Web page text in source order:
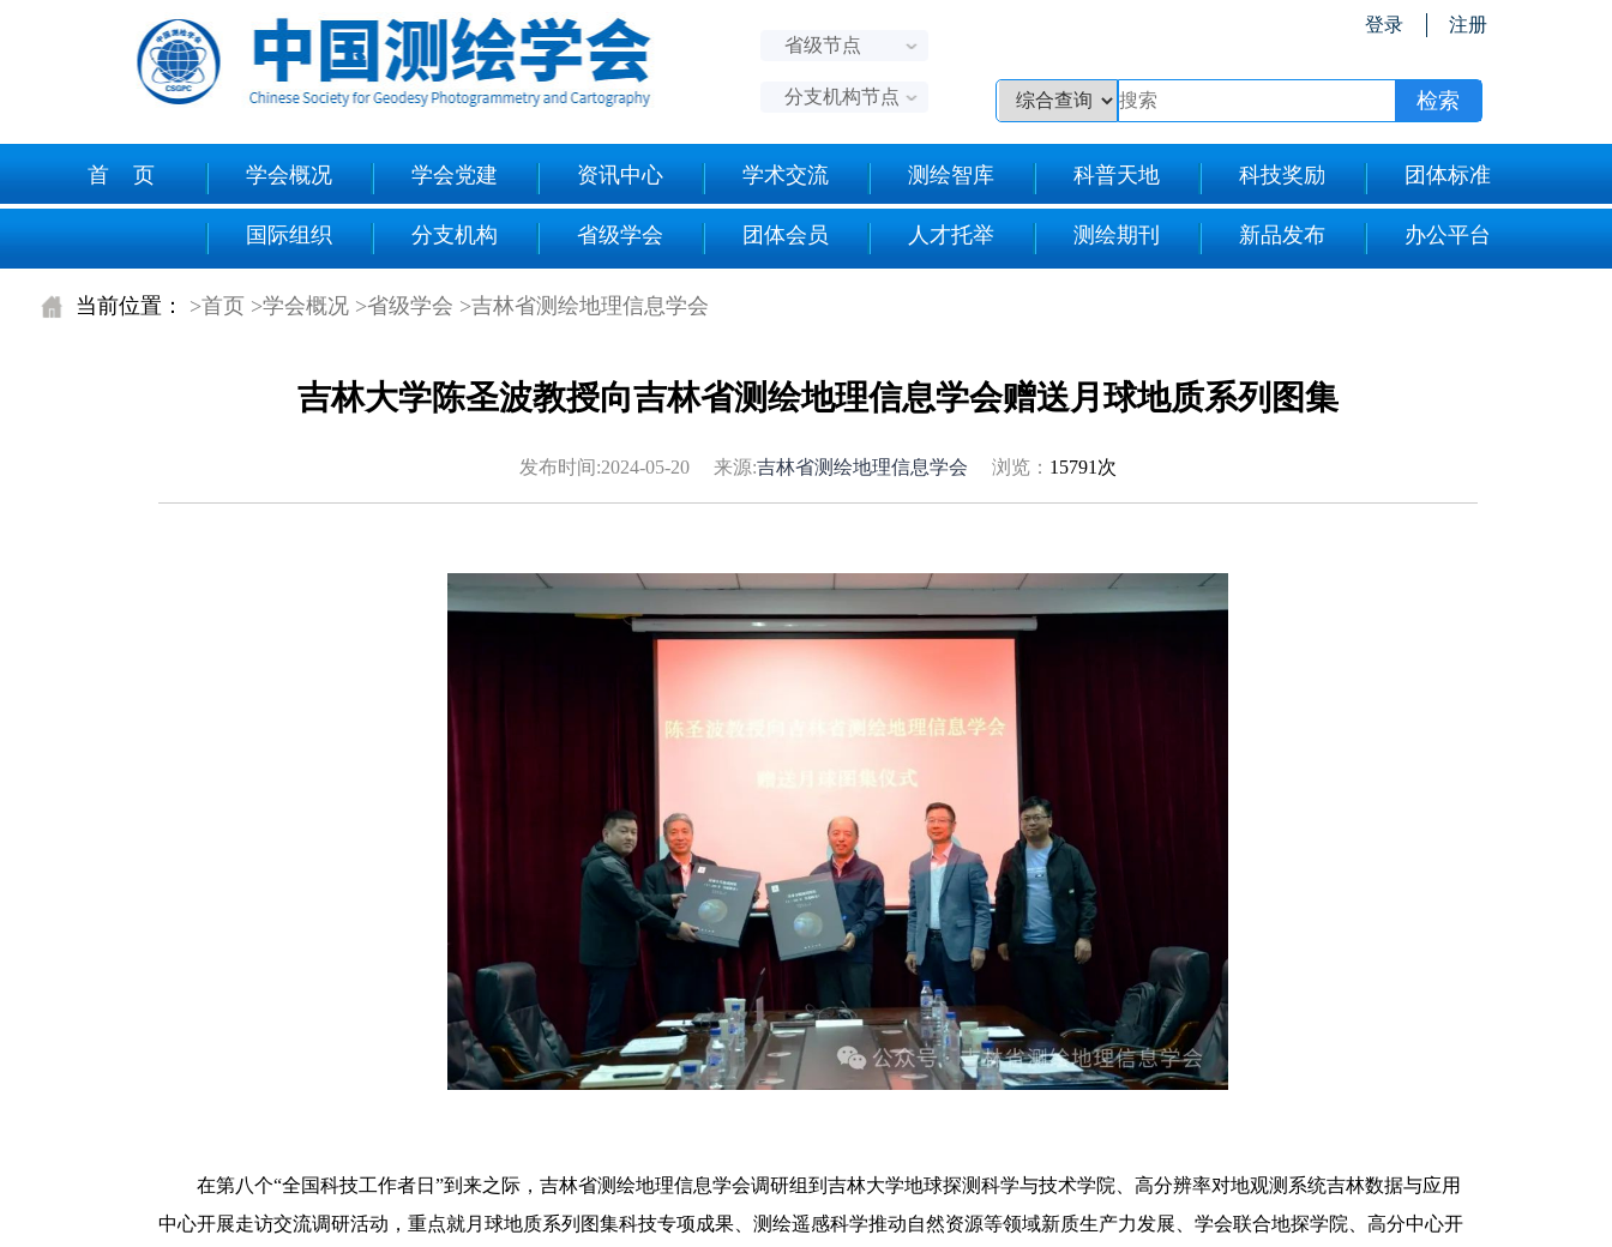
省级节点
分支机构节点
登录 注册
首 页 学会概况 学会党建 资讯中心 学术交流 测绘智库 科普天地 科技奖励 团体标准
国际组织 分支机构 省级学会 团体会员 人才托举 测绘期刊 新品发布 办公平台
当前位置： >首页 >学会概况 >省级学会 >吉林省测绘地理信息学会
吉林大学陈圣波教授向吉林省测绘地理信息学会赠送月球地质系列图集
发布时间:2024-05-20 来源:吉林省测绘地理信息学会 浏览： 15791次
在第八个“全国科技工作者日”到来之际，吉林省测绘地理信息学会调研组到吉林大学地球探测科学与技术学院、高分辨率对地观测系统吉林数据与应用
中心开展走访交流调研活动，重点就月球地质系列图集科技专项成果、测绘遥感科学推动自然资源等领域新质生产力发展、学会联合地探学院、高分中心开